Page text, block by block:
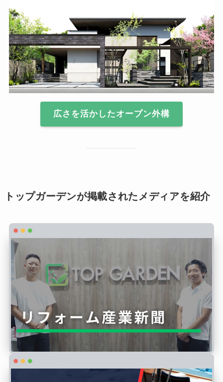
広さを活かしたオープン外構
トップガーデンが掲載されたメディアを紹介